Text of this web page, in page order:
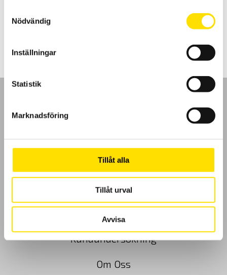
Nödvändig
Inställningar
Statistik
Marknadsföring
Tillåt alla
Tillåt urval
Avvisa
2,420.00kr
GDPR
Köpvillkor
Cookies
Kundundersökning
Om Oss